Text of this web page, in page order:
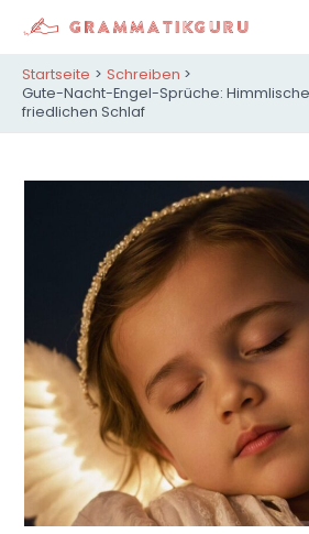
Inhalt
Startseite
Schreiben
Gute-Nacht-Engel-Sprüche:
friedlichen Schlaf